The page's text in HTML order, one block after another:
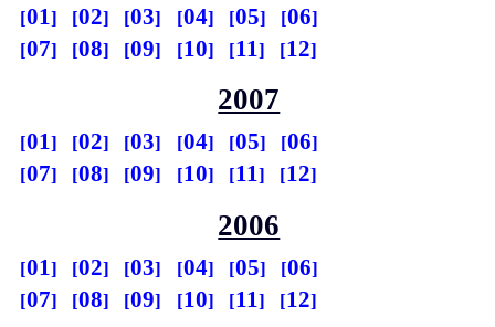
01 02 03 04 05
06
07
08 09 10 11 12
2007
01 02 03 04 05
06
07
08 09 10 11 12
2006
01 02 03 04 05
06
07
08 09 10 11 12